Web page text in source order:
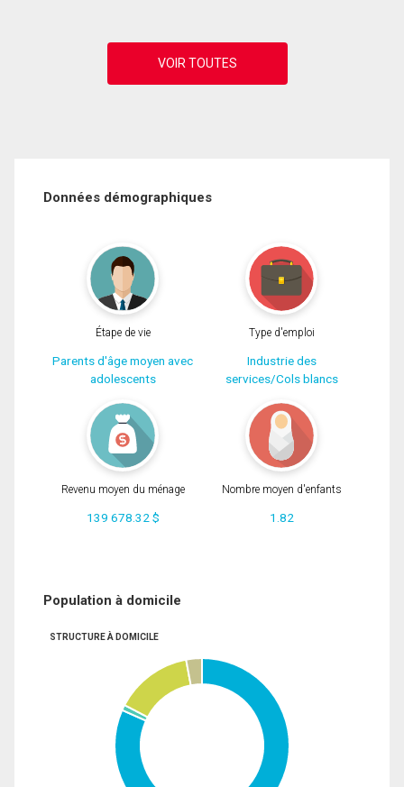
Données démographiques
Étape de vie
Parents d'âge moyen avec
adolescents
Type d'emploi
Industrie des
services/Cols blancs
Revenu moyen du ménage
139 678.32 $
Nombre moyen d'enfants
1.82
Population à domicile
STRUCTURE À DOMICILE